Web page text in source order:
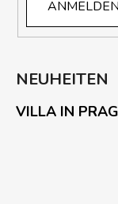
ANMELDEN
NEUHEITEN
VILLA IN